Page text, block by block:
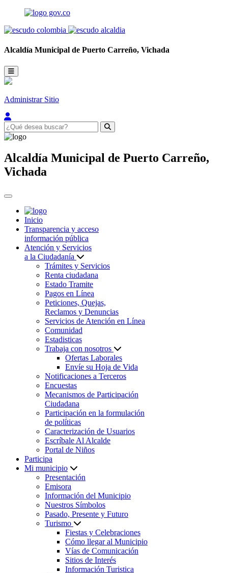
Alcaldía Municipal de Puerto Carreño, Vichada
Administrar Sitio
Alcaldía Municipal de Puerto Carreño,
Vichada
Inicio
Transparencia y acceso
información pública
Atención y Servicios
a la Ciudadanía
Trámites y Servicios
Renta ciudadana
Estado Tramite
Pagos en Línea
Peticiones, Quejas,
Reclamos y Denuncias
Servicios de Atención en Línea
Comunidad
Estadisticas
Trabaja con nosotros
Ofertas Laborales
Envíe su Hoja de Vida
Notificaciones a Terceros
Encuestas
Mecanismos de Participación
Ciudadana
Participación en la formulación
de políticas
Caracterización de Usuarios
Escríbale Al Alcalde
Portal de Niños
Participa
Mi municipio
Presentación
Emisora
Información del Municipio
Nuestros Símbolos
Pasado, Presente y Futuro
Turismo
Fiestas y Celebraciones
Cómo llegar al Municipio
Vías de Comunicación
Sitios de Interés
Información Turistica